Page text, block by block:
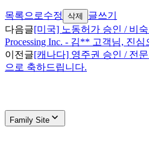
목록으로수정 삭제
글쓰기
다음글[미국] 노동허가 승인 / 비숙
Processing Inc. - 김** 고객님, 진
이전글[캐나다] 영주권 승인 / 전
으로 축하드립니다.
Family Site